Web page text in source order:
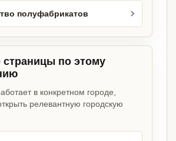
полуфабрикатов
страницы по этому
в конкретном городе,
релевантную городскую